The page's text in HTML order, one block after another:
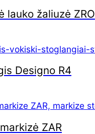
lauko žaliuzė ZRO
Designo R4
ZAR